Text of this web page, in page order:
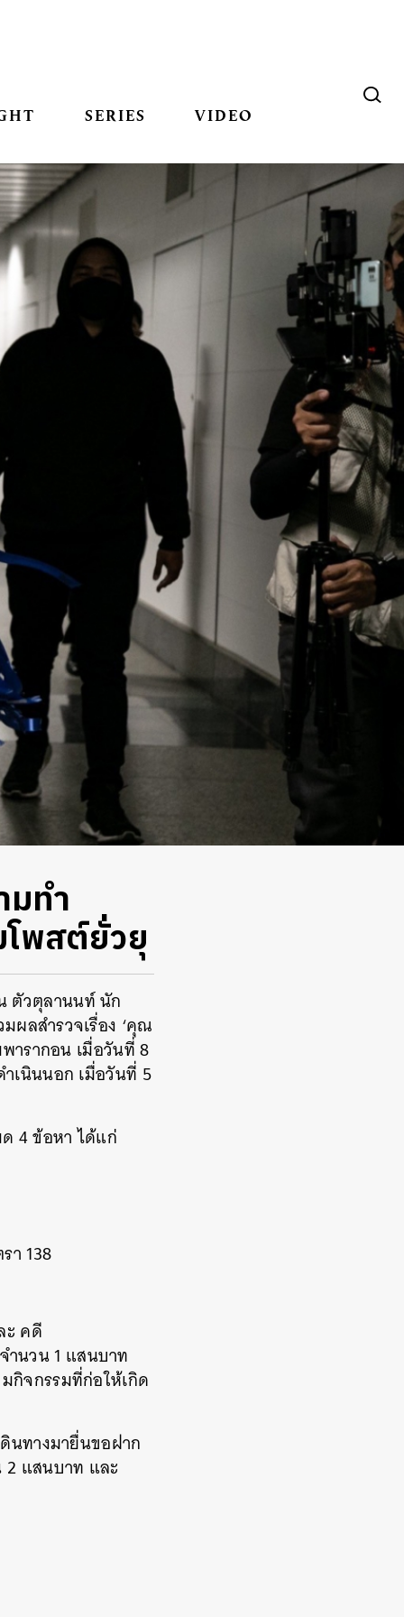
SERIES VIDEO
มทำ
พสต์ยั่วยุ
ตัวตุลานนท์นัก
ผลสำรวจเรื่อง ‘คุณ
ารากอน เมื่อวันที่ 8
เนินนอก เมื่อวันที่ 5
4 ข้อหา ได้แก่
า 138
ะ คดี
ำนวน 1 แสนบาท
กิจกรรมที่ก่อให้เกิด
นทางมายื่นขอฝาก
2 แสนบาท และ